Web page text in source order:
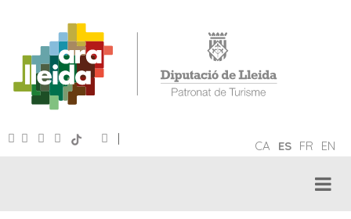
CA ES FR EN
|